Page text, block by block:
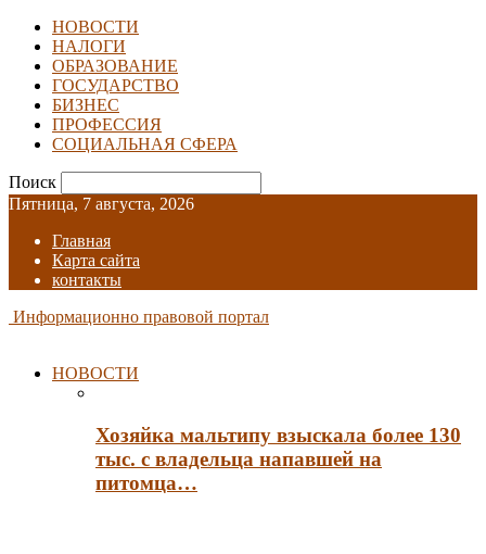
НОВОСТИ
НАЛОГИ
ОБРАЗОВАНИЕ
ГОСУДАРСТВО
БИЗНЕС
ПРОФЕССИЯ
СОЦИАЛЬНАЯ СФЕРА
Поиск
Пятница, 7 августа, 2026
Главная
Карта сайта
контакты
Информационно правовой портал
НОВОСТИ
Хозяйка мальтипу взыскала более 130
тыс. с владельца напавшей на
питомца…